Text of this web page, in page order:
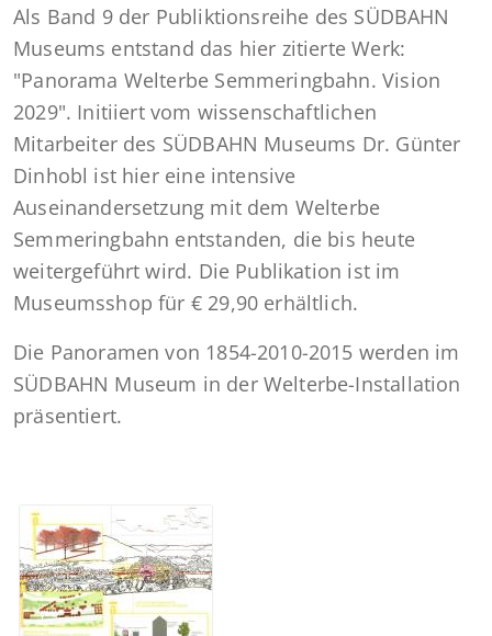
Als Band 9 der Publiktionsreihe des SÜDBAHN
Museums entstand das hier zitierte Werk:
"Panorama Welterbe Semmeringbahn. Vision
2029". Initiiert vom wissenschaftlichen
Mitarbeiter des SÜDBAHN Museums Dr. Günter
Dinhobl ist hier eine intensive
Auseinandersetzung mit dem Welterbe
Semmeringbahn entstanden, die bis heute
weitergeführt wird. Die Publikation ist im
Museumsshop für € 29,90 erhältlich.
Die Panoramen von 1854-2010-2015 werden im
SÜDBAHN Museum in der Welterbe-Installation
präsentiert.